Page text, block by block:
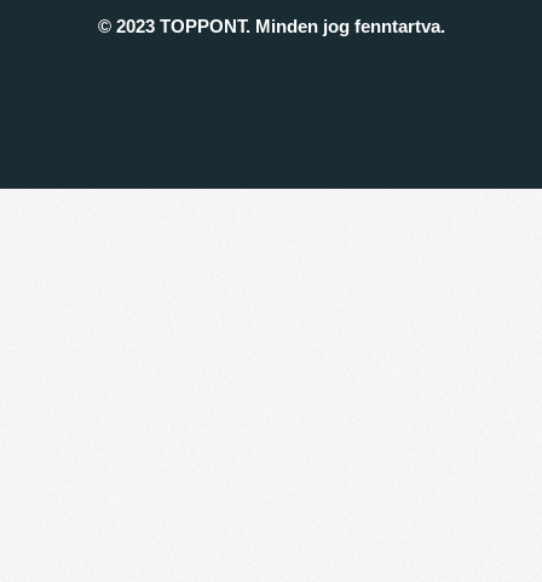
© 2023 TOPPONT. Minden jog fenntartva.